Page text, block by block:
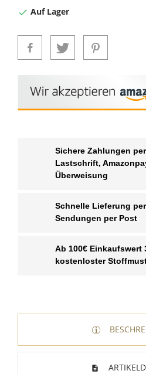
 Auf Lager
Sichere Zahlungen
Lastschrift,
Überweisung
Schnelle Lieferung
Sendungen per Post
Ab 100€ Einkaufswert
kostenloster